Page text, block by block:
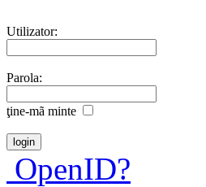
Utilizator:
Parola:
ţine-mã minte
OpenID?